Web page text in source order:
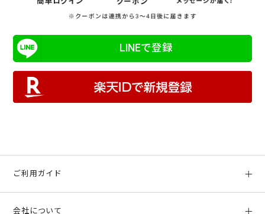
LINEで登録
ご利用ガイド
会社について